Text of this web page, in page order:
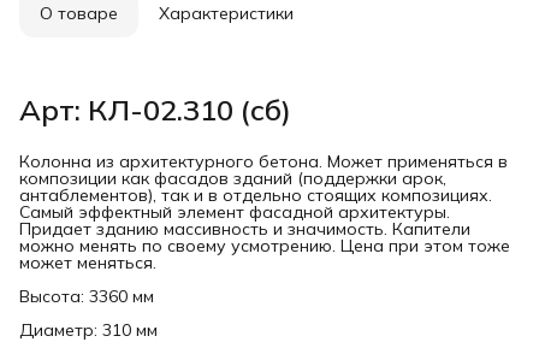
О товаре Характеристики
Арт: КЛ-02.310 (сб)
Колонна из архитектурного бетона. Может применяться в
композиции как фасадов зданий (поддержки арок,
антаблементов), так и в отдельно стоящих композициях.
Самый эффектный элемент фасадной архитектуры.
Придает зданию массивность и значимость. Капители
можно менять по своему усмотрению. Цена при этом тоже
может меняться.
Высота: 3360 мм
Диаметр: 310 мм